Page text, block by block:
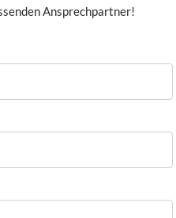
Ansprechpartner!